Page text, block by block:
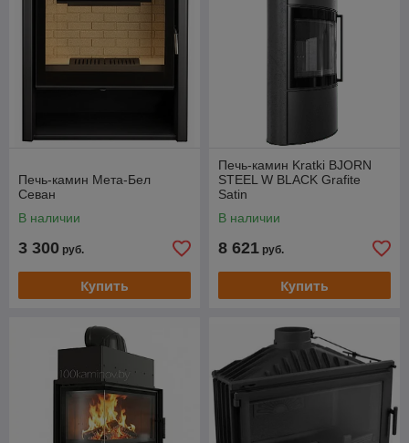
Печь-камин Мета-Бел
Севан
В наличии
3 300 руб.
Купить
Печь-камин Kratki BJORN
STEEL W BLACK Grafite
Satin
В наличии
8 621 руб.
Купить